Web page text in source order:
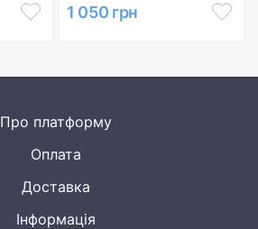
1 050 грн
Про платформу
Оплата
Доставка
Інформація